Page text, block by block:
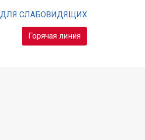
ДЛЯ СЛАБОВИДЯЩИХ
Горячая линия